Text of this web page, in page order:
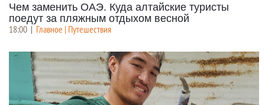
Чем заменить ОАЭ. Куда алтайские туристы
поедут за пляжным отдыхом весной
18:00 | Главное | Путешествия